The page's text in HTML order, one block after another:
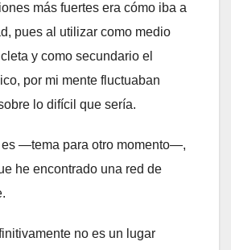
más fuertes era cómo iba a
pues al utilizar como medio
y como secundario el
por mi mente fluctuaban
lo difícil que sería.
es —tema para otro momento—,
he encontrado una red de
no es un lugar